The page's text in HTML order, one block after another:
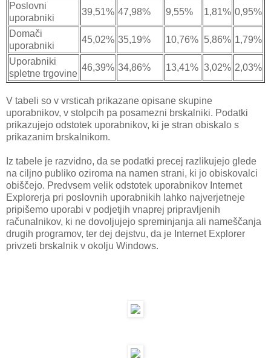
Poslovni
uporabniki
39,51% 47,98% 9,55% 1,81% 0,95%
Domači
uporabniki
45,02% 35,19% 10,76% 5,86% 1,79%
Uporabniki
spletne trgovine
46,39% 34,86% 13,41% 3,02% 2,03%
V tabeli so v vrsticah prikazane opisane skupine
uporabnikov, v stolpcih pa posamezni brskalniki. Podatki
prikazujejo odstotek uporabnikov, ki je stran obiskalo s
prikazanim brskalnikom.
Iz tabele je razvidno, da se podatki precej razlikujejo glede
na ciljno publiko oziroma na namen strani, ki jo obiskovalci
obiščejo. Predvsem velik odstotek uporabnikov Internet
Explorerja pri poslovnih uporabnikih lahko najverjetneje
pripišemo uporabi v podjetjih vnaprej pripravljenih
računalnikov, ki ne dovoljujejo spreminjanja ali nameščanja
drugih programov, ter dej dejstvu, da je Internet Explorer
privzeti brskalnik v okolju Windows.